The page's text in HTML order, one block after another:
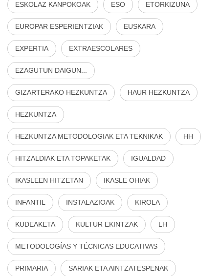
ESKOLAZ KANPOKOAK ESO ETORKIZUNA
EUROPAR ESPERIENTZIAK EUSKARA
EXPERTIA EXTRAESCOLARES
EZAGUTUN DAIGUN...
GIZARTERAKO HEZKUNTZA HAUR HEZKUNTZA
HEZKUNTZA
HEZKUNTZA METODOLOGIAK ETA TEKNIKAK HH
HITZALDIAK ETA TOPAKETAK IGUALDAD
IKASLEEN HITZETAN IKASLE OHIAK
INFANTIL INSTALAZIOAK KIROLA
KUDEAKETA KULTUR EKINTZAK LH
METODOLOGÍAS Y TÉCNICAS EDUCATIVAS
PRIMARIA SARIAK ETA AINTZATESPENAK